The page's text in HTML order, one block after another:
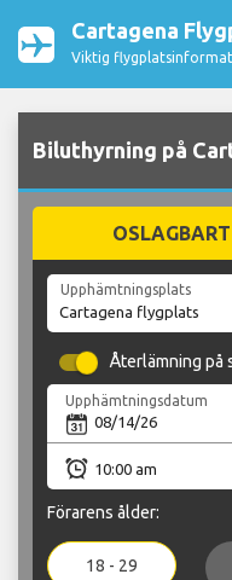
Cartagena
Viktig
Biluthyrning på
Upphämtningsplats
Återlämning på
Upphämtningsdatum
Förarens ålder:
18 - 29